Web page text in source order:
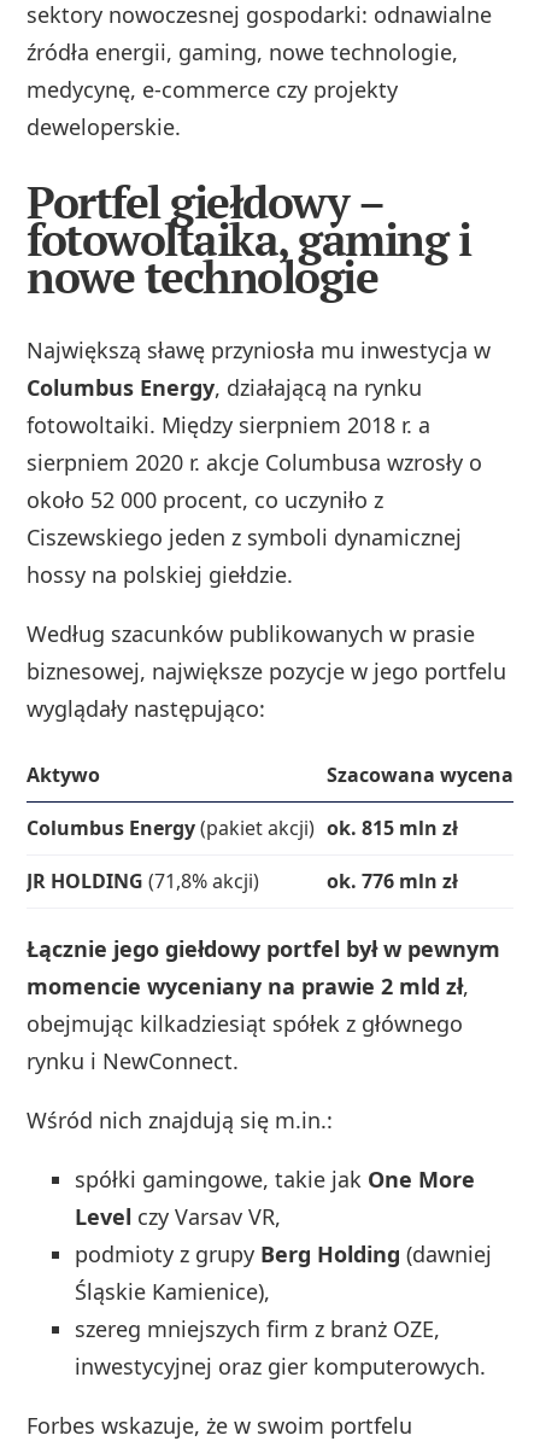
sektory nowoczesnej gospodarki: odnawialne
źródła energii, gaming, nowe technologie,
medycynę, e‑commerce czy projekty
deweloperskie.
Portfel giełdowy –
fotowoltaika, gaming i
nowe technologie
Największą sławę przyniosła mu inwestycja w
Columbus Energy, działającą na rynku
fotowoltaiki. Między sierpniem 2018 r. a
sierpniem 2020 r. akcje Columbusa wzrosły o
około 52 000 procent, co uczyniło z
Ciszewskiego jeden z symboli dynamicznej
hossy na polskiej giełdzie.
Według szacunków publikowanych w prasie
biznesowej, największe pozycje w jego portfelu
wyglądały następująco:
Aktywo
Szacowana wycena
Columbus Energy(pakiet akcji) ok. 815 mln zł
JR HOLDING (71,8% akcji) ok. 776 mln zł
Łącznie jego giełdowy portfel był w pewnym
momencie wyceniany na prawie 2 mld zł,
obejmując kilkadziesiąt spółek z głównego
rynku i NewConnect.
Wśród nich znajdują się m.in.:
spółki gamingowe, takie jak One More
Level czy Varsav VR,
podmioty z grupy Berg Holding (dawniej
Śląskie Kamienice),
szereg mniejszych firm z branż OZE,
inwestycyjnej oraz gier komputerowych.
Forbes wskazuje, że w swoim portfelu